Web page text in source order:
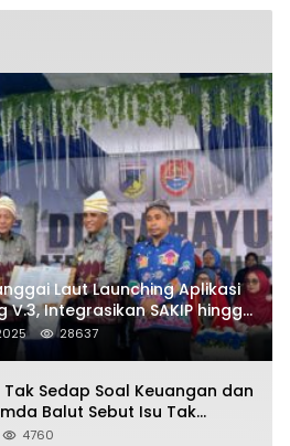
Laut Launching Aplikasi
V.3, Integrasikan SAKIP hingga
Publik
28637
Sedap Soal Keuangan dan
Balut Sebut Isu Tak
4760